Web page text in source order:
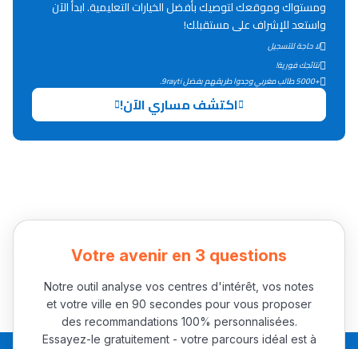
أكادير أوفلا
سقطت فالباك و سنة
2011 بدّلاتني بزّاف، مسار
إلياس أريدال، إطار
فمنظّمة دولية
مهنة التّرجمة، العمل
بطلة المغرب فالقفز
الطولي، ملاك البردع
كتحكي على تجربتها
فالرّياضة و الدّراسة
ومستواك وموقعك لتوصيك بأفضل الخيارات التعليمية. ابدأ الآن
واستعد للإشراف على مستقبلك!
لا حاجة للتسجيل
نتائجك فورية!
+5000 طالب مغربي وجدوا طريقهم بفضل 9rayti.
اكتشف مساري الآن!
Votre avenir en 3 questions
Notre outil analyse vos centres d'intérêt, vos notes
et votre ville en 90 secondes pour vous proposer
des recommandations 100% personnalisées.
Essayez-le gratuitement - votre parcours idéal est à